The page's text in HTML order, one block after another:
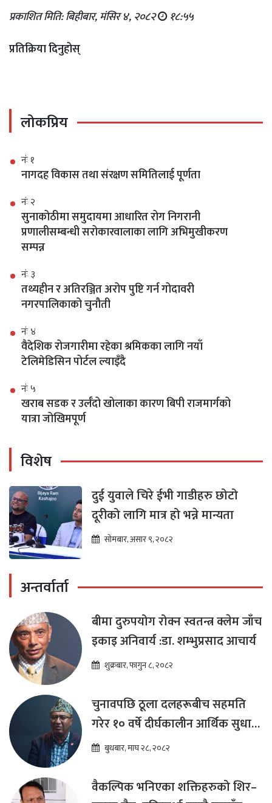
प्रकाशित मिति: बिहीबार, मंसिर ४, २०८२ १८:५५
प्रतिक्रिया दिनुहोस्
लोकप्रिय
नंः १
नागदह विकास तथा संरक्षण समितिलाई पूर्णता
नंः २
सुनाकोठीमा समुदायमा आधारित रोग निगरानी
प्रणालीसम्बन्धी सरोकारवालाका लागि अभिमुखीकरण
सम्पन्न
नंः ३
तथ्यहीन र अतिरञ्जित अरोप पुष्टि गर्न गोदावरी
नगरपालिकाको चुनौती
नंः ४
वैदेशिक रोजगारीमा रहेका श्रमिकका लागि नयाँ
टेलिमेडिसिन पोर्टल ल्याइँदै
नंः ५
खराब सडक र उर्लँदो खोलाका कारण बिपी राजमार्गको
यात्रा जोखिमपूर्ण
विशेष
दुई युवाले चिरे ईभी गाडीहरु छोटो
दूरीको लागि मात्र हो भन्ने मान्यता
सोमबार, असार ९, २०८२
अन्तर्वार्ता
बीमा दुरुपयोग रोक्न स्वतन्त्र क्लेम जाँच
इकाइ अनिवार्य :डा. शम्भुप्रसाद आचार्य
शुक्रबार, फागुन ८, २०८२
चुनावपछि ठूला दलहरूबीच सहमति
गरेर १० वर्षे दीर्घकालीन आर्थिक सुधार
कार्यक्रम ल्याउनुपर्छ : हेमराज ढकाल
बुधबार, माघ २८, २०८२
वैकल्पिक भनिएका शक्तिहरुको शिर–